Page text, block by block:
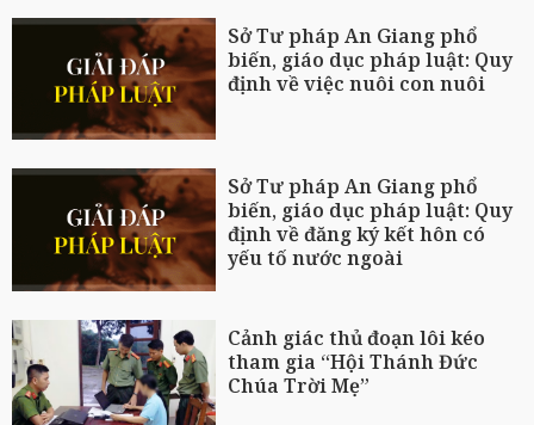
Sở Tư pháp An Giang phổ
biến, giáo dục pháp luật: Quy
định về việc nuôi con nuôi
Sở Tư pháp An Giang phổ
biến, giáo dục pháp luật: Quy
định về đăng ký kết hôn có
yếu tố nước ngoài
Cảnh giác thủ đoạn lôi kéo
tham gia “Hội Thánh Đức
Chúa Trời Mẹ”